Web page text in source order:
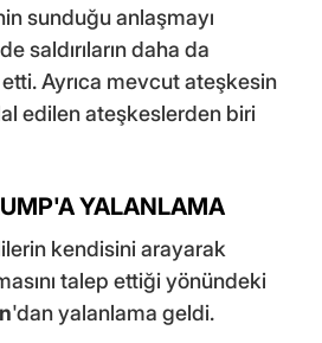
sunduğu anlaşmayı
saldırıların daha da
Ayrıca mevcut ateşkesin
edilen ateşkeslerden biri
YALANLAMA
kendisini arayarak
talep ettiği yönündeki
'dan yalanlama geldi.